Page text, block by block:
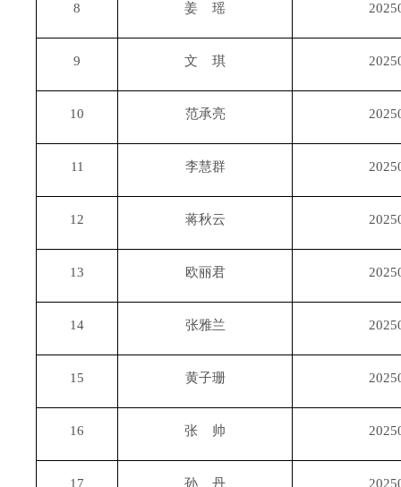
8 姜 瑶
9 文 琪
10 范承亮
11 李慧群
12 蒋秋云
13 欧丽君
14 张雅兰
15 黄子珊
16 张 帅
17 孙 丹